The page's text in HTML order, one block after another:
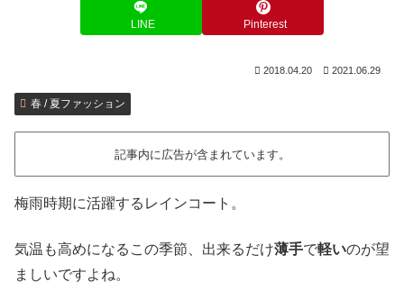
LINE Pinterest
2018.04.20 2021.06.29
春 / 夏ファッション
記事内に広告が含まれています。
梅雨時期に活躍するレインコート。
気温も高めになるこの季節、出来るだけ薄手で軽いのが望
ましいですよね。